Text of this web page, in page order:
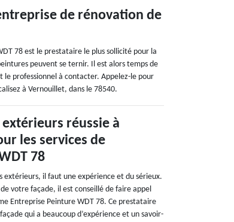
de rénovation de
78 est le prestataire le plus sollicité pour la
peuvent se ternir. Il est alors temps de
le professionnel à contacter. Appelez-le pour
à Vernouillet, dans le 78540.
réussie à
les services de
78
extérieurs, il faut une expérience et du sérieux.
votre façade, il est conseillé de faire appel
Entreprise Peinture WDT 78. Ce prestataire
qui a beaucoup d’expérience et un savoir-